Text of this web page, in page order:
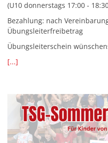
(U10 donnerstags 17:00 -
Bezahlung: nach
Übungsleiterfreibetrag
Übungsleiterschein
[...]